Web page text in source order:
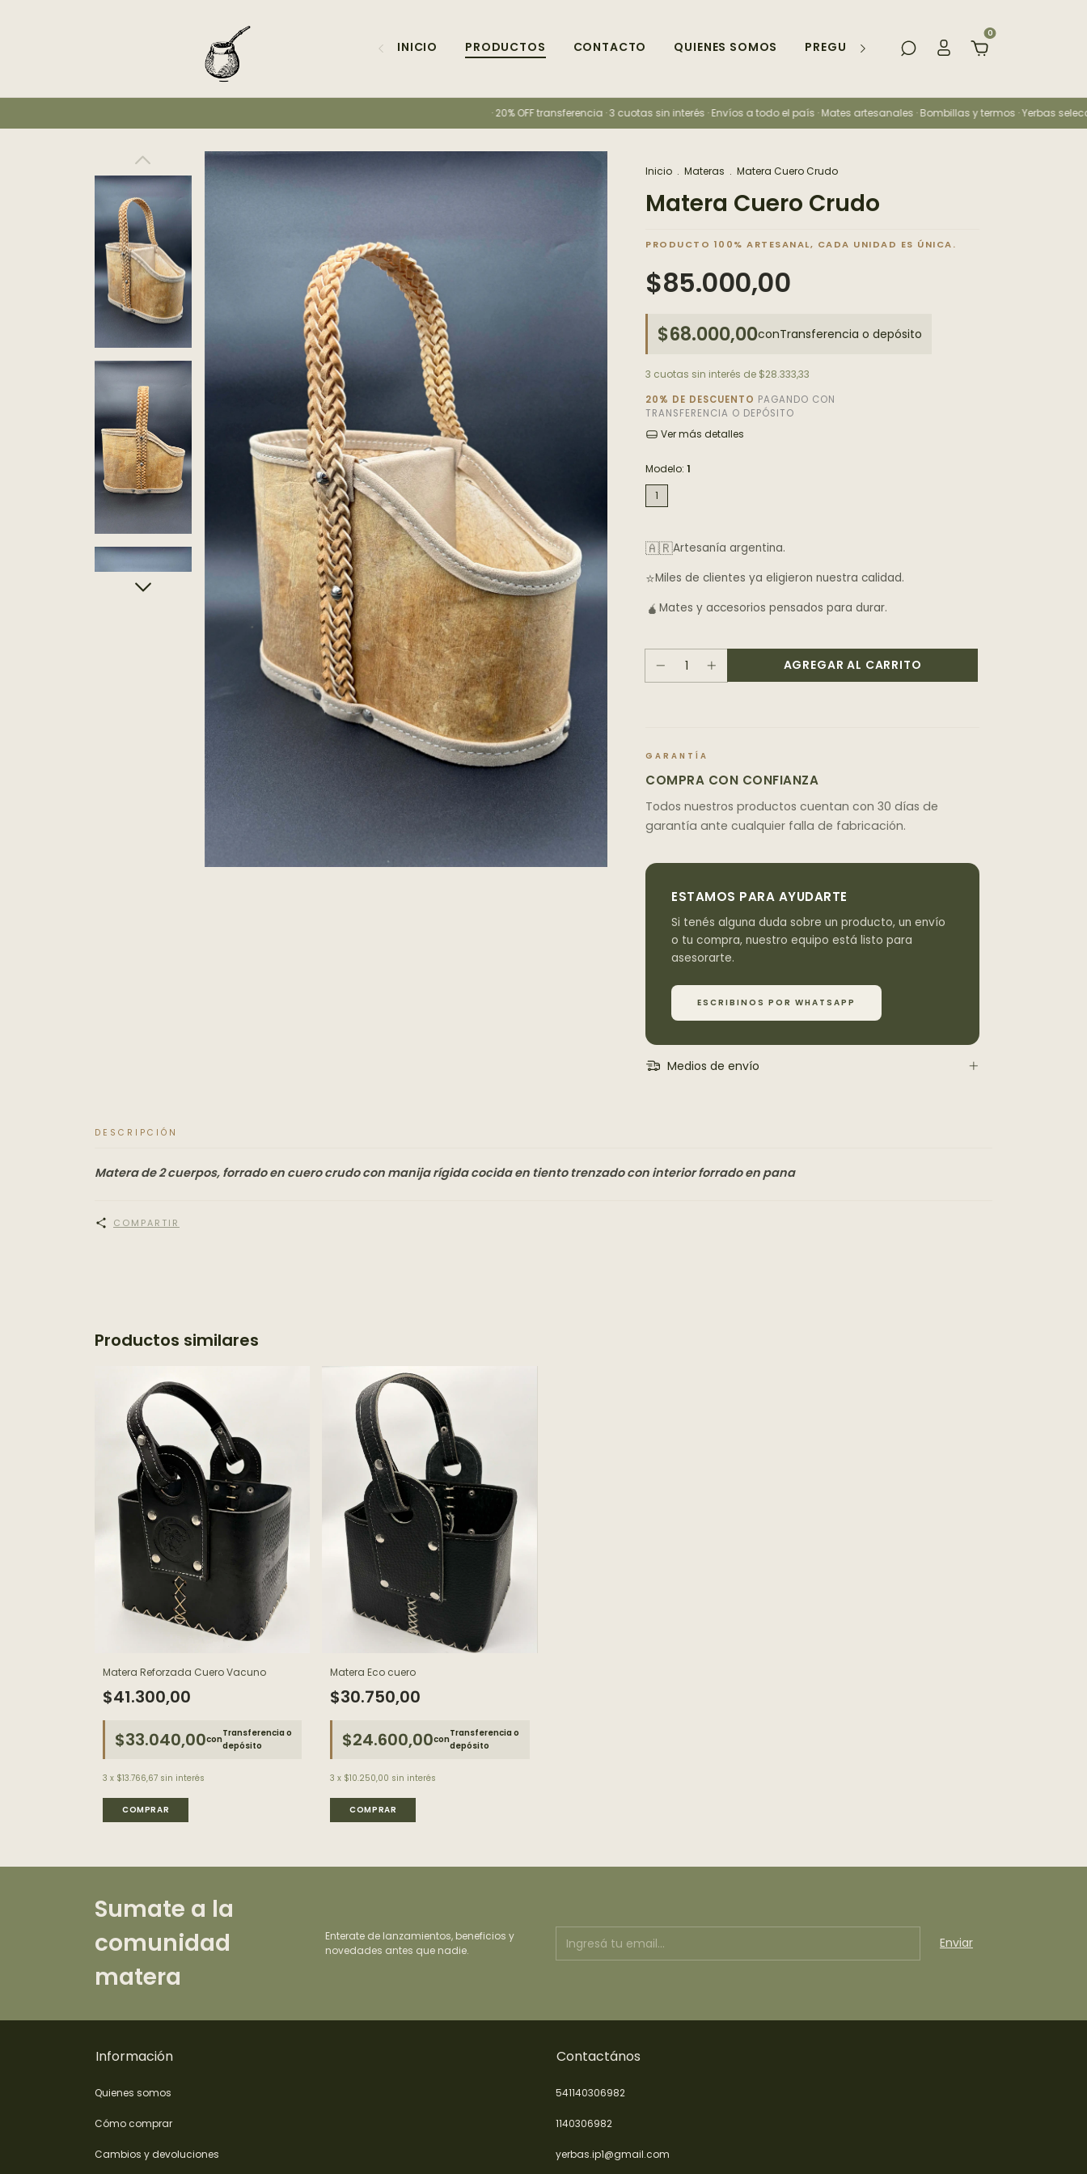
INICIO PRODUCTOS CONTACTO QUIENES SOMOS PREGUNTAS FRECUENTES
0
· 20% OFF transferencia · 3 cuotas sin interés · Envíos a todo el país · Mates artesanales · Bombillas y termos · Yerbas
Inicio . Materas . Matera Cuero Crudo
Matera Cuero Crudo
$85.000,00
$68.000,00conTransferencia o depósito
3 cuotas sin interés de $28.333,33
20% DE DESCUENTO PAGANDO CON
TRANSFERENCIA O DEPÓSITO
Ver más detalles
Modelo: 1
1
🇦🇷Artesanía argentina.
⭐Miles de clientes ya eligieron nuestra calidad.
🧉 Mates y accesorios pensados para durar.
GARANTÍA
COMPRA CON CONFIANZA
Todos nuestros productos cuentan con 30 días de
garantía ante cualquier falla de fabricación.
ESTAMOS PARA AYUDARTE
Si tenés alguna duda sobre un producto, un envío
o tu compra, nuestro equipo está listo para
asesorarte.
ESCRIBINOS POR WHATSAPP
Medios de envío
DESCRIPCIÓN
Matera de 2 cuerpos, forrado en cuero crudo con manija rígida cocida en tiento trenzado con interior forrado en pana
COMPARTIR
Productos similares
Matera Reforzada Cuero Vacuno
$41.300,00
$33.040,00con
Transferencia o
depósito
3 x $13.766,67 sin interés
COMPRAR
Matera Eco cuero
$30.750,00
$24.600,00con
Transferencia o
depósito
3 x $10.250,00 sin interés
COMPRAR
Sumate a la
comunidad
matera
Enterate de lanzamientos, beneficios y
novedades antes que nadie.
Información
Quienes somos
Cómo comprar
Cambios y devoluciones
Contactános
541140306982
1140306982
yerbas.ip1@gmail.com